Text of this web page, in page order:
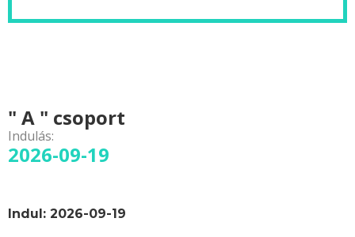
" A " csoport
Indulás:
2026-09-19
Indul: 2026-09-19